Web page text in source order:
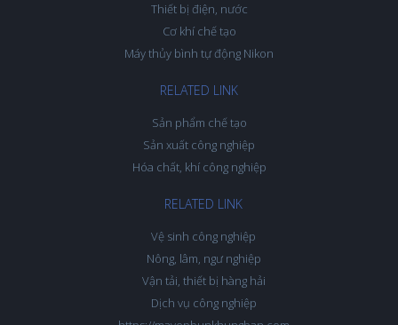
Thiết bị điện, nước
Cơ khí chế tạo
Máy thủy bình tự động Nikon
RELATED LINK
Sản phẩm chế tạo
Sản xuất công nghiệp
Hóa chất, khí công nghiệp
RELATED LINK
Vệ sinh công nghiệp
Nông, lâm, ngư nghiệp
Vận tải, thiết bị hàng hải
Dịch vụ công nghiệp